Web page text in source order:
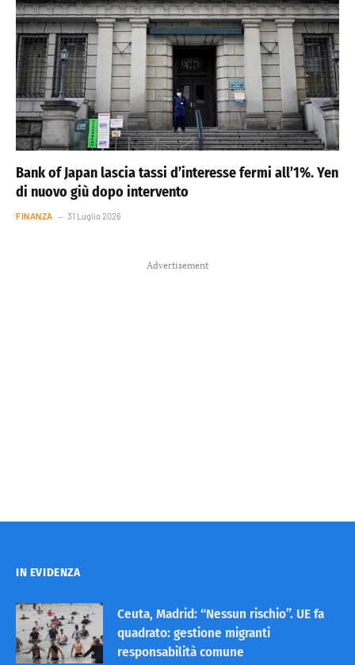
Bank of Japan lascia tassi d’interesse fermi all’1%. Yen
di nuovo giù dopo intervento
FINANZA 31 Luglio 2026
Advertisement
IN EVIDENZA
Ceuta, Madrid: “Nessun rischio”. UE fa
quadrato: gestione migranti
responsabilità comune